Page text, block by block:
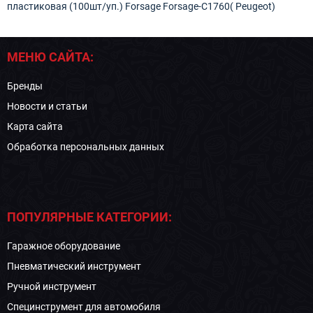
пластиковая (100шт/уп.) Forsage Forsage-C1760( Peugeot)
МЕНЮ САЙТА:
Бренды
Новости и статьи
Карта сайта
Обработка персональных данных
ПОПУЛЯРНЫЕ КАТЕГОРИИ:
Гаражное оборудование
Пневматический инструмент
Ручной инструмент
Специнструмент для автомобиля